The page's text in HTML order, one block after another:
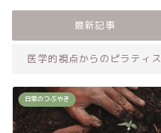
最新記事
医学的視点からのピラティス
日常のつぶやき